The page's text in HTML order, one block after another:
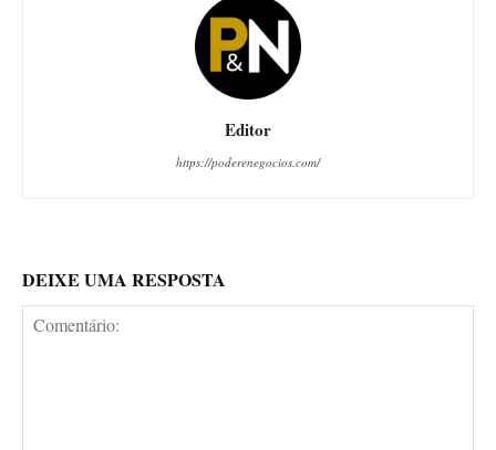
Editor
https://poderenegocios.com/
DEIXE UMA RESPOSTA